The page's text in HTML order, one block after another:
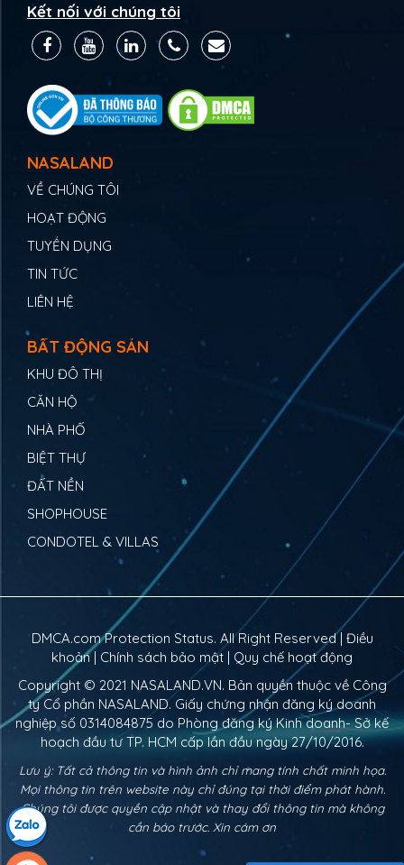
Kết nối với chúng tôi
NASALAND
VỀ CHÚNG TÔI
HOẠT ĐỘNG
TUYỂN DỤNG
TIN TỨC
LIÊN HỆ
BẤT ĐỘNG SẢN
KHU ĐÔ THỊ
CĂN HỘ
NHÀ PHỐ
BIỆT THỰ
ĐẤT NỀN
SHOPHOUSE
CONDOTEL & VILLAS
DMCA.com Protection Status. All Right Reserved | Điều
khoản| Chính sách bảo mật | Quy chế hoạt động
Copyright © 2021 NASALAND.VN. Bản quyền thuộc về Công
ty Cổ phần NASALAND. Giấy chứng nhận đăng ký doanh
nghiệp số 0314084875 do Phòng đăng ký Kinh doanh- Sở kế
hoạch đầu tư TP. HCM cấp lần đầu ngày 27/10/2016.
Lưu ý: Tất cả thông tin và hình ảnh chỉ mang tính chất minh họa.
Mọi thông tin trên website này chỉ đúng tại thời điểm phát hành.
Chúng tôi được quyền cập nhật và thay đổi thông tin mà không
cần báo trước. Xin cám ơn